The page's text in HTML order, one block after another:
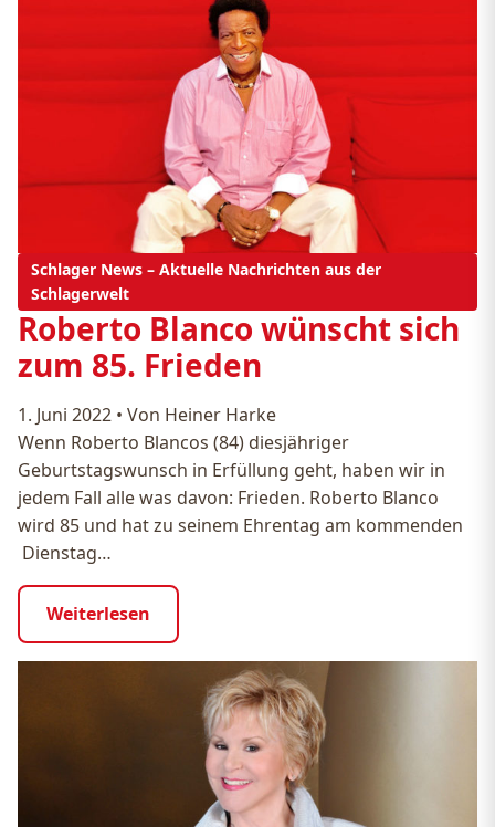
Schlager News – Aktuelle Nachrichten aus der
Schlagerwelt
Roberto Blanco wünscht sich
zum 85. Frieden
1. Juni 2022 • Von Heiner Harke
Wenn Roberto Blancos (84) diesjähriger
Geburtstagswunsch in Erfüllung geht, haben wir in
jedem Fall alle was davon: Frieden. Roberto Blanco
wird 85 und hat zu seinem Ehrentag am kommenden
Dienstag…
Weiterlesen